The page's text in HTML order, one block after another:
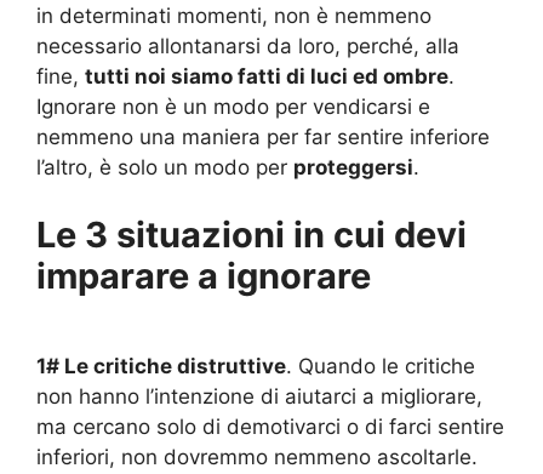
in determinati momenti, non è nemmeno
necessario allontanarsi da loro, perché, alla
fine, tutti noi siamo fatti di luci ed ombre.
Ignorare non è un modo per vendicarsi e
nemmeno una maniera per far sentire inferiore
l’altro, è solo un modo per proteggersi.
Le 3 situazioni in cui devi
imparare a ignorare
1# Le critiche distruttive. Quando le critiche
non hanno l’intenzione di aiutarci a migliorare,
ma cercano solo di demotivarci o di farci sentire
inferiori, non dovremmo nemmeno ascoltarle.